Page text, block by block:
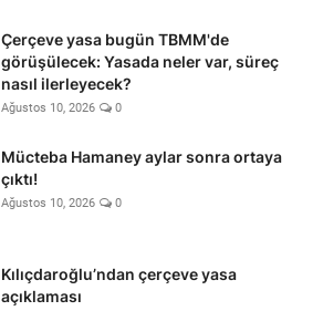
Çerçeve yasa bugün TBMM'de
görüşülecek: Yasada neler var, süreç
nasıl ilerleyecek?
Ağustos 10, 2026 0
Mücteba Hamaney aylar sonra ortaya
çıktı!
Ağustos 10, 2026 0
Kılıçdaroğlu’ndan çerçeve yasa
açıklaması